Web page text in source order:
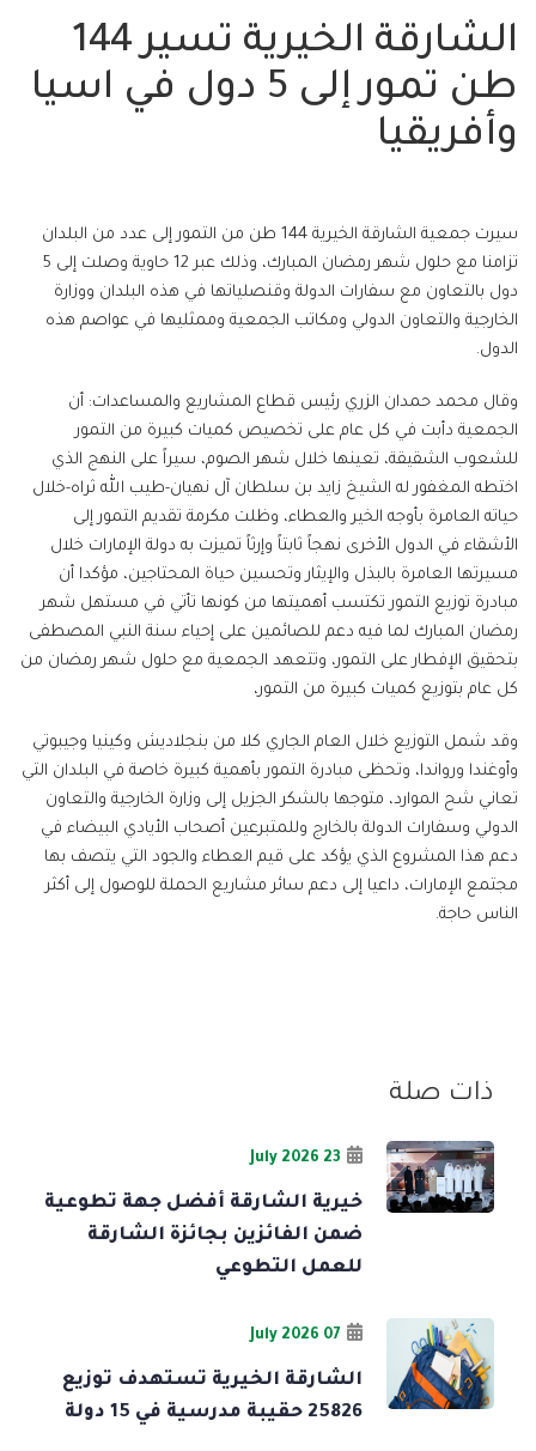
الشارقة الخيرية تسير 144
طن تمور إلى 5 دول في اسيا
وأفريقيا
سيرت جمعية الشارقة الخيرية 144 طن من التمور إلى عدد من البلدان
تزامنا مع حلول شهر رمضان المبارك، وذلك عبر 12 حاوية وصلت إلى 5
دول بالتعاون مع سفارات الدولة وقنصلياتها في هذه البلدان ووزارة
الخارجية والتعاون الدولي ومكاتب الجمعية وممثليها في عواصم هذه
الدول.
وقال محمد حمدان الزري رئيس قطاع المشاريع والمساعدات: أن
الجمعية دأبت في كل عام على تخصيص كميات كبيرة من التمور
للشعوب الشقيقة، تعينها خلال شهر الصوم، سيراً على النهج الذي
اختطه المغفور له الشيخ زايد بن سلطان آل نهيان-طيب الله ثراه-خلال
حياته العامرة بأوجه الخير والعطاء، وظلت مكرمة تقديم التمور إلى
الأشقاء في الدول الأخرى نهجاً ثابتاً وإرثاً تميزت به دولة الإمارات خلال
مسيرتها العامرة بالبذل والإيثار وتحسين حياة المحتاجين، مؤكدا أن
مبادرة توزيع التمور تكتسب أهميتها من كونها تأتي في مستهل شهر
رمضان المبارك لما فيه دعم للصائمين على إحياء سنة النبي المصطفى
بتحقيق الإفطار على التمور، وتتعهد الجمعية مع حلول شهر رمضان من
كل عام بتوزيع كميات كبيرة من التمور،
وقد شمل التوزيع خلال العام الجاري كلا من بنجلاديش وكينيا وجيبوتي
وأوغندا ورواندا، وتحظى مبادرة التمور بأهمية كبيرة خاصة في البلدان التي
تعاني شح الموارد، متوجها بالشكر الجزيل إلى وزارة الخارجية والتعاون
الدولي وسفارات الدولة بالخارج وللمتبرعين أصحاب الأيادي البيضاء في
دعم هذا المشروع الذي يؤكد على قيم العطاء والجود التي يتصف بها
مجتمع الإمارات، داعيا إلى دعم سائر مشاريع الحملة للوصول إلى أكثر
الناس حاجة.
ذات صلة
23 July 2026
خيرية الشارقة أفضل جهة تطوعية
ضمن الفائزين بجائزة الشارقة
للعمل التطوعي
07 July 2026
الشارقة الخيرية تستهدف توزيع
25826 حقيبة مدرسية في 15 دولة